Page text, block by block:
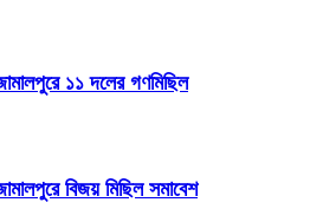
১১ দলের গণমিছিল
বিজয় মিছিল সমাবেশ